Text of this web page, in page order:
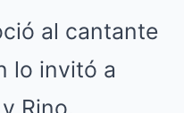
al cantante
lo invitó a
Rino.